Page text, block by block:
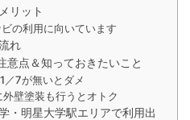
リット
の利用に向いています
れ
意点＆知っておきたいこと
／7が無いとダメ
壁塗装も行うとオトク
・明星大学駅エリアで利用出